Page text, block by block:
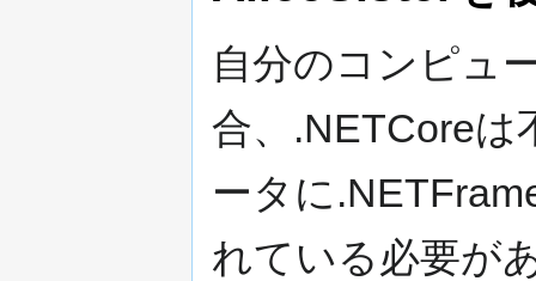
自分のコンピュ
合、.NETCoreは
ータに
れている必要が